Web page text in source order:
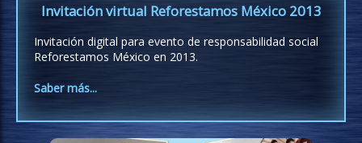
Invitación virtual Reforestamos México 2013
Invitación digital para evento de responsabilidad social
Reforestamos México en 2013.
Saber más...